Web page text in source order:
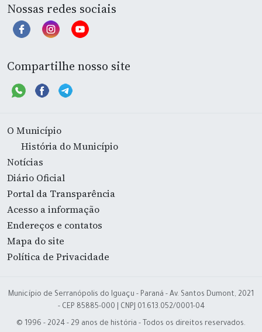
Nossas redes sociais
Compartilhe nosso site
O Município
História do Município
Notícias
Diário Oficial
Portal da Transparência
Acesso a informação
Endereços e contatos
Mapa do site
Política de Privacidade
Município de Serranópolis do Iguaçu - Paraná - Av. Santos Dumont, 2021
- CEP 85885-000 | CNPJ 01.613.052/0001-04
© 1996 - 2024 - 29 anos de história - Todos os direitos reservados.